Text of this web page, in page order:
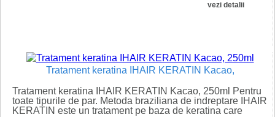
vezi detalii
Tratament keratina IHAIR KERATIN Kacao,
Tratament keratina IHAIR KERATIN Kacao, 250ml Pentru
toate tipurile de par. Metoda braziliana de indreptare IHAIR
KERATIN este un tratament pe baza de keratina care